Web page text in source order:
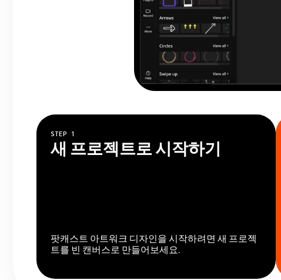
STEP 1
새 프로젝트로 시작하기
팟캐스트 아트워크 디자인을 시작하려면 새 프로젝
트를 빈 캔버스로 만들어보세요.